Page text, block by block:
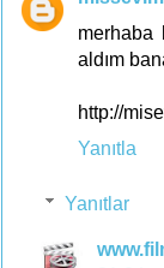
merhaba
aldım
http://
Yanıtla
Yanıtlar